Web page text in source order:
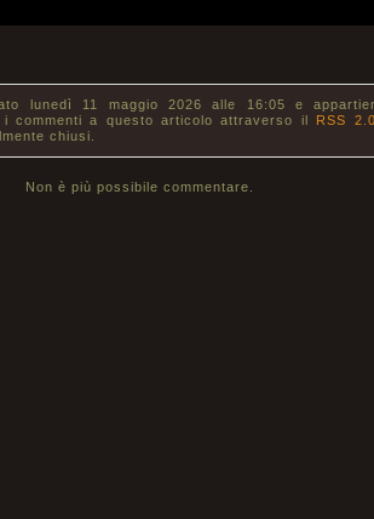
lunedì 11 maggio 2026 alle 16:05 e
i commenti a questo articolo attraverso il RSS 2.0
chiusi.
Non è più possibile commentare.